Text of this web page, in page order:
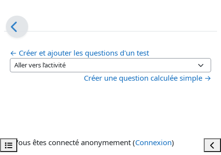
Ouvrir l’index du cours
← Créer et ajouter les questions d'un test
Aller vers l’activité
Créer une question calculée simple →
Vous êtes connecté anonymement (Connexion)